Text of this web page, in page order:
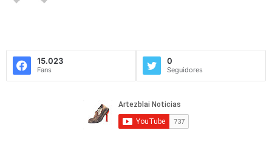
15.023
Fans
0
Seguidores